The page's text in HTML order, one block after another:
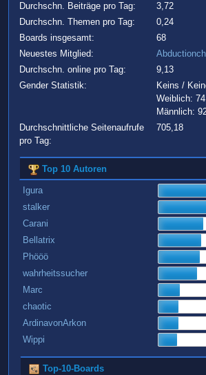
Durchschn. Beiträge pro Tag:
3,72
Durchschn. Themen pro Tag:
0,24
Boards insgesamt:
68
Neuestes Mitglied:
Durchschn. online pro Tag:
9,13
Gender Statistik:
Keins /
Weiblich: 74
Männlich:
Durchschnittliche Seitenaufrufe
pro Tag:
705,18
Top 10 Autoren
Igura
stalker
Carani
Bellatrix
Phööö
wahrheitssucher
Marc
chaotic
ArdinavonArkon
Wippi
Top-10-Boards